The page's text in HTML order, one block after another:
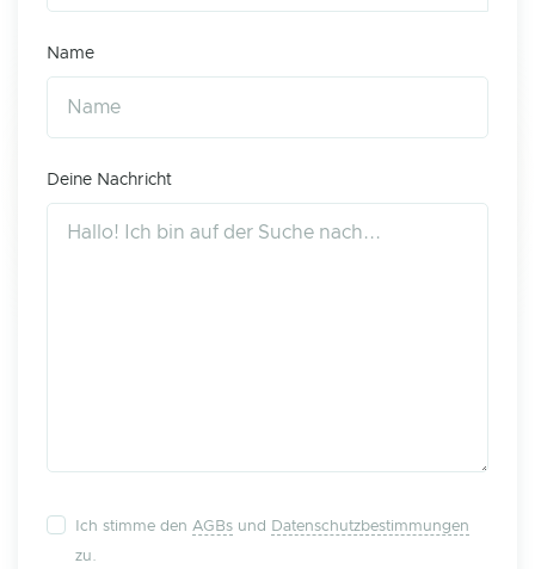
Name
Deine Nachricht
Ich stimme den AGBs und
Datenschutzbestimmungen
zu.